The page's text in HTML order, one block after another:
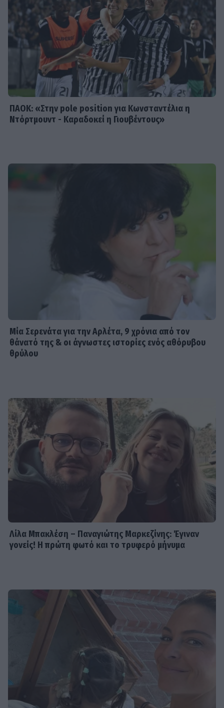
Γιώργος Κουβαράς: «Θα παραμείνω
δημοσιογράφος που τραγουδάει...» -
Η συνεργασία με τον Σαββιδάκη
ΠΑΟΚ: «Στην pole position για Κωνσταντέλια η
Ντόρτμουντ - Καραδοκεί η Γιουβέντους»
Μία Σερενάτα για την Αρλέτα, 9 χρόνια από τον
θάνατό της & οι άγνωστες ιστορίες ενός αθόρυβου
θρύλου
Λίλα Μπακλέση – Παναγιώτης Μαρκεζίνης: Έγιναν
γονείς! Η πρώτη φωτό και το τρυφερό μήνυμα